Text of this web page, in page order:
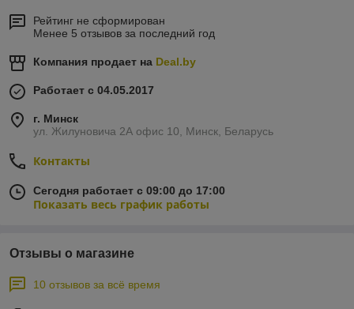
Рейтинг не сформирован
Менее 5 отзывов за последний год
Компания продает на Deal.by
Работает с 04.05.2017
г. Минск
ул. Жилуновича 2А офис 10, Минск, Беларусь
Контакты
Сегодня работает с 09:00 до 17:00
Показать весь график работы
Отзывы о магазине
10 отзывов за всё время